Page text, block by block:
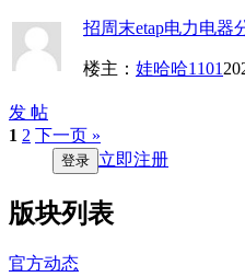
招周末etap电力电器
楼主： 娃哈哈1101
发 帖
1 2 下一页 »
登录 立即注册
版块列表
官方动态